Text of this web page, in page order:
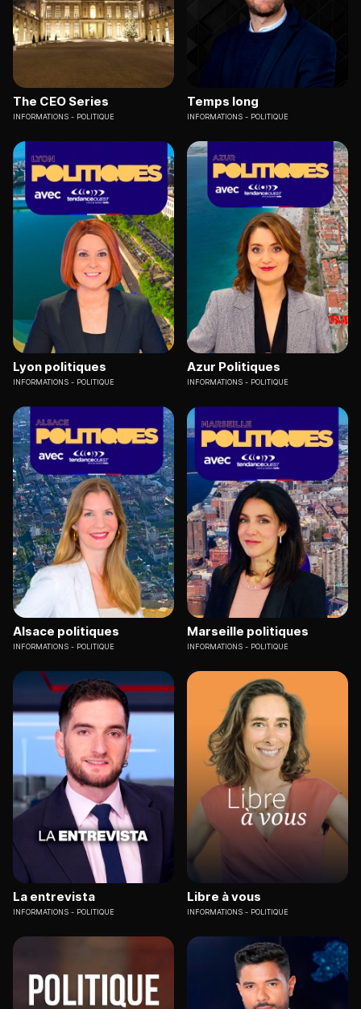
The CEO Series
INFORMATIONS POLITIQUE
Temps long
INFORMATIONS POLITIQUE
Lyon politiques
INFORMATIONS POLITIQUE
Azur Politiques
INFORMATIONS POLITIQUE
Alsace politiques
INFORMATIONS POLITIQUE
Marseille politiques
INFORMATIONS POLITIQUE
La entrevista
INFORMATIONS POLITIQUE
Libre à vous
INFORMATIONS POLITIQUE